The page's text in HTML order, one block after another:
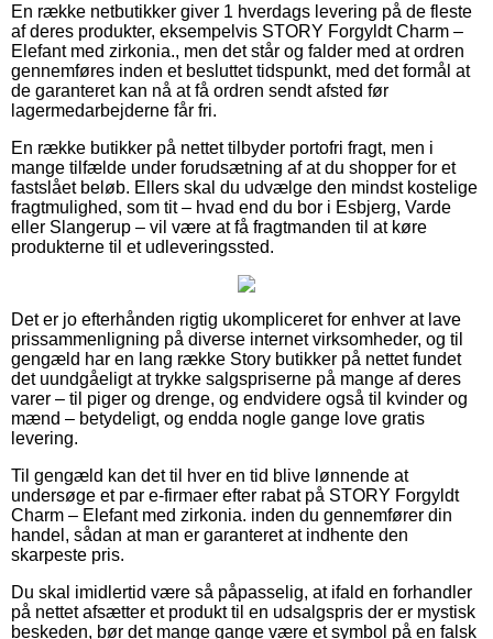
En række netbutikker giver 1 hverdags levering på de fleste
af deres produkter, eksempelvis STORY Forgyldt Charm –
Elefant med zirkonia., men det står og falder med at ordren
gennemføres inden et besluttet tidspunkt, med det formål at
de garanteret kan nå at få ordren sendt afsted før
lagermedarbejderne får fri.
En række butikker på nettet tilbyder portofri fragt, men i
mange tilfælde under forudsætning af at du shopper for et
fastslået beløb. Ellers skal du udvælge den mindst kostelige
fragtmulighed, som tit – hvad end du bor i Esbjerg, Varde
eller Slangerup – vil være at få fragtmanden til at køre
produkterne til et udleveringssted.
Det er jo efterhånden rigtig ukompliceret for enhver at lave
prissammenligning på diverse internet virksomheder, og til
gengæld har en lang række Story butikker på nettet fundet
det uundgåeligt at trykke salgspriserne på mange af deres
varer – til piger og drenge, og endvidere også til kvinder og
mænd – betydeligt, og endda nogle gange love gratis
levering.
Til gengæld kan det til hver en tid blive lønnende at
undersøge et par e-firmaer efter rabat på STORY Forgyldt
Charm – Elefant med zirkonia. inden du gennemfører din
handel, sådan at man er garanteret at indhente den
skarpeste pris.
Du skal imidlertid være så påpasselig, at ifald en forhandler
på nettet afsætter et produkt til en udsalgspris der er mystisk
beskeden, bør det mange gange være et symbol på en falsk